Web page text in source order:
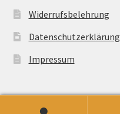
Widerrufsbelehrung
Datenschutzerklärung
Impressum